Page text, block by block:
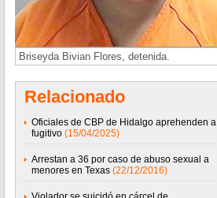
Briseyda Bivian Flores, detenida.
Relacionado
Oficiales de CBP de Hidalgo aprehenden a
fugitivo (15/04/2025)
Arrestan a 36 por caso de abuso sexual a
menores en Texas (22/12/2016)